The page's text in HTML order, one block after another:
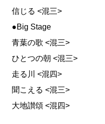
信じる <混三>
●Big Stage
青葉の歌 <混三>
ひとつの朝 <混三>
走る川 <混四>
聞こえる <混三>
大地讃頌 <混四>